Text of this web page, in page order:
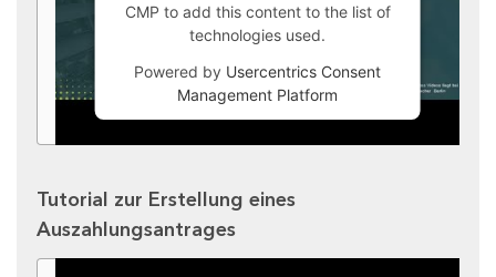
CMP to add this content to the list of
technologies used.
Powered by Usercentrics Consent
Management Platform
Tutorial zur Erstellung eines
Auszahlungsantrages